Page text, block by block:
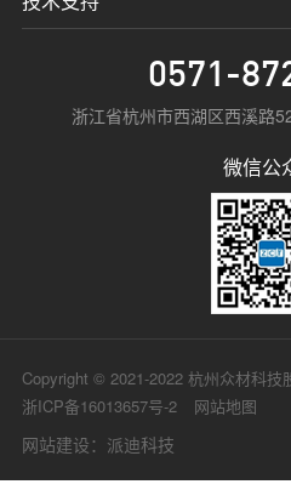
0571-
浙江省杭州市西湖区西溪路
微信公
Copyright © 2021-2022 杭州众材科
浙ICP备16013657号-2
网站地图
网站建设：派迪科技